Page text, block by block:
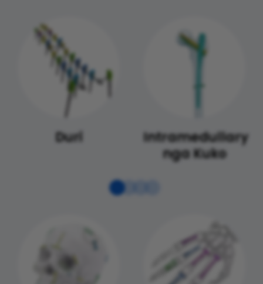
Duri
Intramedullary
nga Kuko